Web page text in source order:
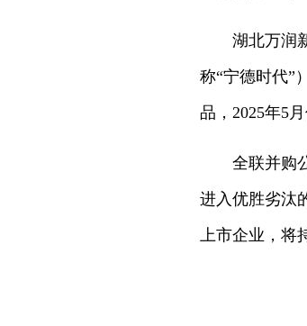
湖北万润
称“宁德时代”
品，2025年5
全联并购
进入优胜劣汰
上市企业，将